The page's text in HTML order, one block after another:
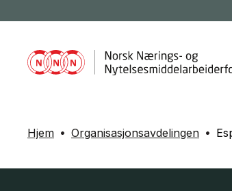
Hjem Organisasjonsavdelingen